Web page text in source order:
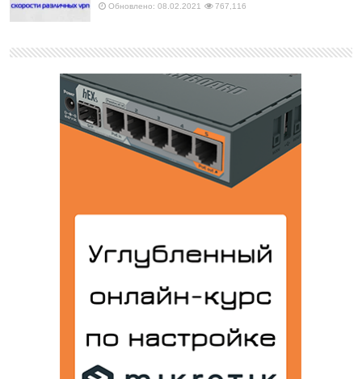
Обновлено: 08.02.2021 767,116